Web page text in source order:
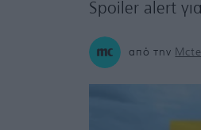
Spoiler alert
από την